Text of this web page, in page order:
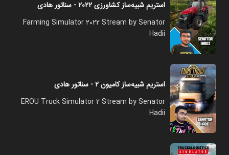
استریم شبیه‌ساز کشاورزی ۲۰۲۲ - سناتور هادی
Farming Simulator 2022 Stream by Senator
Hadii
استریم شبیه‌ساز کامیون ۲ - سناتور هادی
EROU Truck Simulator 2 Stream by Senator
Hadii